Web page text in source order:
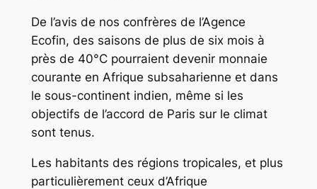
De l’avis de nos confrères de l’Agence
Ecofin, des saisons de plus de six mois à
près de 40°C pourraient devenir monnaie
courante en Afrique subsaharienne et dans
le sous-continent indien, même si les
objectifs de l’accord de Paris sur le climat
sont tenus.
Les habitants des régions tropicales, et plus
particulièrement ceux d’Afrique